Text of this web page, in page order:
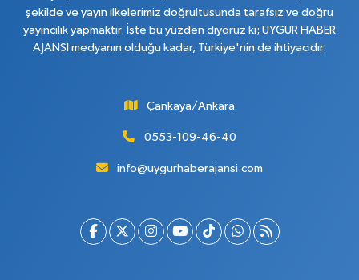
şekilde ve yayın ilkelerimiz doğrultusunda tarafsız ve doğru
yayıncılık yapmaktır. İşte bu yüzden diyoruz ki; UYGUR HABER
AJANSI medyanın olduğu kadar, Türkiye'nin de ihtiyacıdır.
Çankaya/Ankara
0553-109-46-40
info@uygurhaberajansi.com